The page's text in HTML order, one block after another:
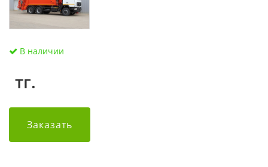
В наличии
тг.
Заказать